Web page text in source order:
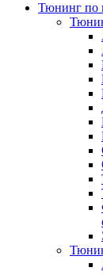
Тюнинг по